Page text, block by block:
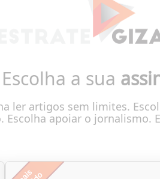
Escolha a sua
ler artigos sem limites.
Escolha apoiar o jornalismo.